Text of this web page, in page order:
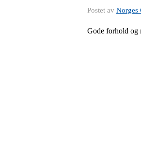
Postet av Norges
Gode forhold og